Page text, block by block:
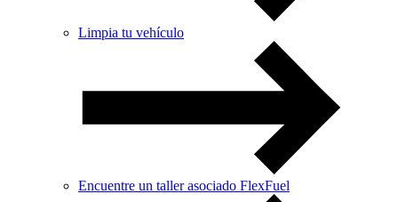
Limpia tu vehículo
Encuentre un taller asociado FlexFuel